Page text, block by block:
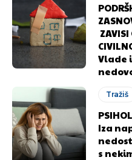
ZAVISI
Vlade
Tražiš
Iza
s